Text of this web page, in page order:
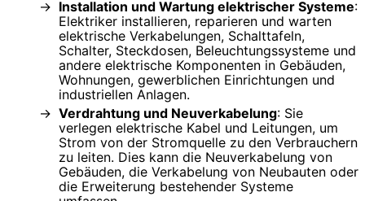
Installation und Wartung elektrischer Systeme:
Elektriker installieren, reparieren und warten
elektrische Verkabelungen, Schalttafeln,
Schalter, Steckdosen, Beleuchtungssysteme und
andere elektrische Komponenten in Gebäuden,
Wohnungen, gewerblichen Einrichtungen und
industriellen Anlagen.
Verdrahtung und Neuverkabelung: Sie
verlegen elektrische Kabel und Leitungen, um
Strom von der Stromquelle zu den Verbrauchern
zu leiten. Dies kann die Neuverkabelung von
Gebäuden, die Verkabelung von Neubauten oder
die Erweiterung bestehender Systeme